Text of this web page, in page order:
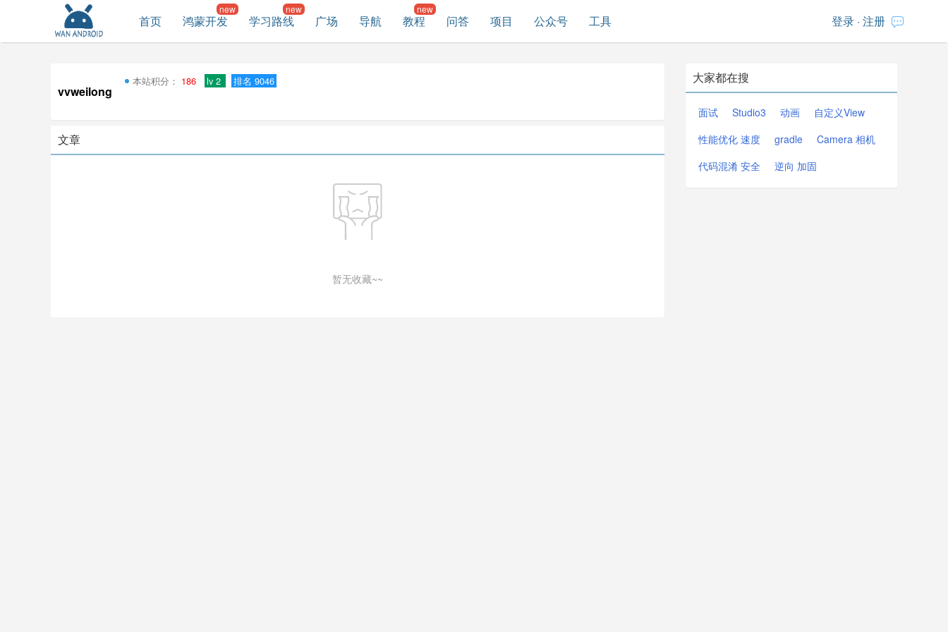
首页 鸿蒙开发 学习路线 广场 导航 教程 问答 项目 公众号 工具 登录 · 注册
vvweilong
本站积分： 186 lv 2 排名 9046
文章
暂无收藏~~
大家都在搜
面试 Studio3 动画
自定义View
性能优化 速度
gradle
Camera 相机
代码混淆 安全
逆向 加固